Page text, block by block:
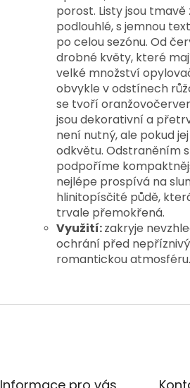
porost. Listy jsou
podlouhlé, s jemnou
po celou sezónu. Od
drobné květy, které
velké množství
obvykle v odstínech
se tvoří
jsou dekorativní a
není nutný, ale pokud
odkvětu. Odstraněním
podpoříme
nejlépe prospívá na
hlinitopísčité půdě,
trvale přemokřená.
Využití:zakryje
ochrání před
romantickou atmosféru.